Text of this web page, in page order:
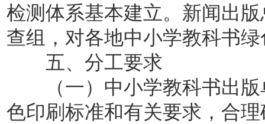
检测体系基本建立。新闻出
查组，对各地中小学教科书
五、分工要求
（一）中小学教科书出版
色印刷标准和有关要求，合